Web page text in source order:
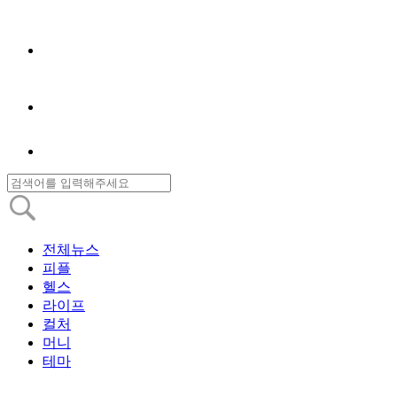
전체뉴스
피플
헬스
라이프
컬처
머니
테마